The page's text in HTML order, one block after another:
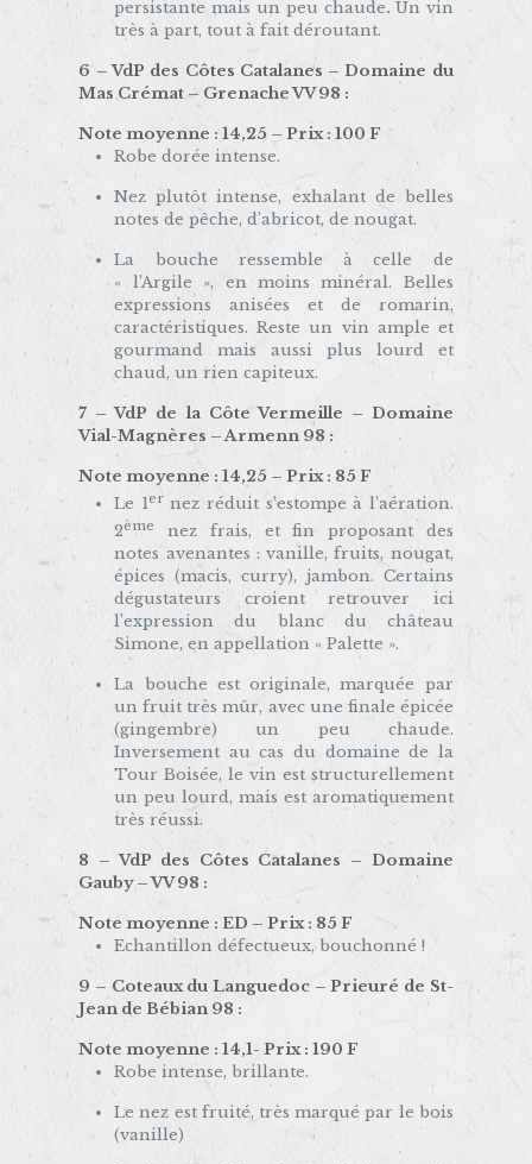
persistante mais un peu chaude. Un vin
très à part, tout à fait déroutant.
6 – VdP des Côtes Catalanes – Domaine du
Mas Crémat – Grenache VV 98 :
Note moyenne : 14,25 – Prix : 100 F
Robe dorée intense.
Nez plutôt intense, exhalant de belles
notes de pêche, d’abricot, de nougat.
La bouche ressemble à celle de
« l’Argile », en moins minéral. Belles
expressions anisées et de romarin,
caractéristiques. Reste un vin ample et
gourmand mais aussi plus lourd et
chaud, un rien capiteux.
7 – VdP de la Côte Vermeille – Domaine
Vial-Magnères – Armenn 98 :
Note moyenne : 14,25 – Prix : 85 F
Le 1ernez réduit s’estompe à l’aération.
2ème
nez frais, et fin proposant des
notes avenantes : vanille, fruits, nougat,
épices (macis, curry), jambon. Certains
dégustateurs croient retrouver ici
l’expression du blanc du château
Simone, en appellation « Palette ».
La bouche est originale, marquée par
un fruit très mûr, avec une finale épicée
(gingembre) un peu chaude.
Inversement au cas du domaine de la
Tour Boisée, le vin est structurellement
un peu lourd, mais est aromatiquement
très réussi.
8 – VdP des Côtes Catalanes – Domaine
Gauby – VV 98 :
Note moyenne : ED – Prix : 85 F
Echantillon défectueux, bouchonné !
9 – Coteaux du Languedoc – Prieuré de St-
Jean de Bébian 98 :
Note moyenne : 14,1- Prix : 190 F
Robe intense, brillante.
Le nez est fruité, très marqué par le bois
(vanille)